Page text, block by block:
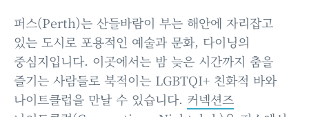
퍼스(Perth)는 산들바람이 부는 해안에 자리잡고
있는 도시로 포용적인 예술과 문화, 다이닝의
중심지입니다. 이곳에서는 밤 늦은 시간까지 춤을
즐기는 사람들로 북적이는 LGBTQI+ 친화적 바와
나이트클럽을 만날 수 있습니다. 커넥션즈